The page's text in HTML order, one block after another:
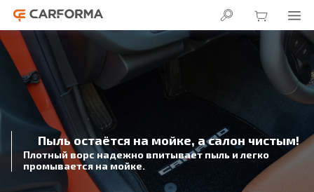
Пыль остаётся на мойке, а салон чистым!
Плотный ворс надежно впитывает пыль и легко
промывается на мойке.